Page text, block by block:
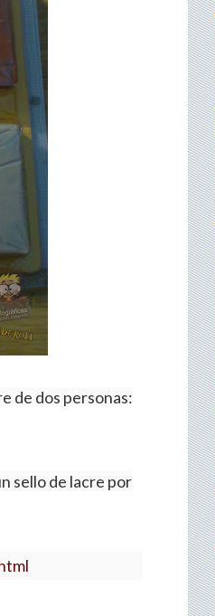
de dos personas:
sello de lacre por